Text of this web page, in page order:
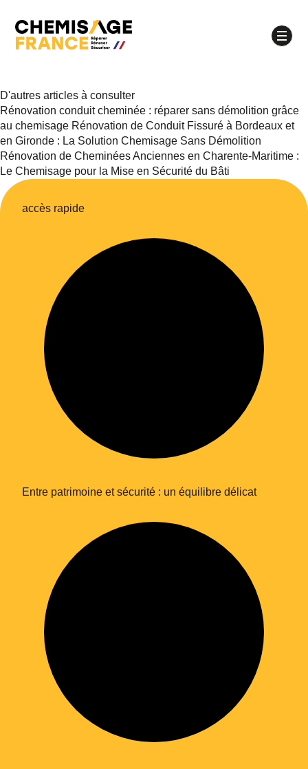
À quel moment souhaitez-vous être appelé ?
Matinée Après-midi
Quel jour souhaitez-vous être appelé ?
En soumettant ce formulaire, j'accepte la
D'autres articles à consulter
Rénovation conduit cheminée : réparer sans démolition grâce
au chemisage Rénovation de Conduit Fissuré à Bordeaux et
en Gironde : La Solution Chemisage Sans Démolition
Rénovation de Cheminées Anciennes en Charente-Maritime :
Le Chemisage pour la Mise en Sécurité du Bâti
accès rapide
Entre patrimoine et sécurité : un équilibre délicat